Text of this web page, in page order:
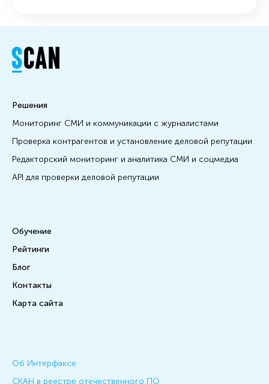
Решения
Мониторинг СМИ и коммуникации с журналистами
Проверка контрагентов и установление деловой репутации
Редакторский мониторинг и аналитика СМИ и соцмедиа
API для проверки деловой репутации
Обучение
Рейтинги
Блог
Контакты
Карта сайта
Об Интерфаксе
СКАН в реестре отечественного ПО